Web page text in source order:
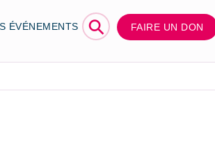
ÉVÉNEMENTS ⚲ FAIRE UN DON